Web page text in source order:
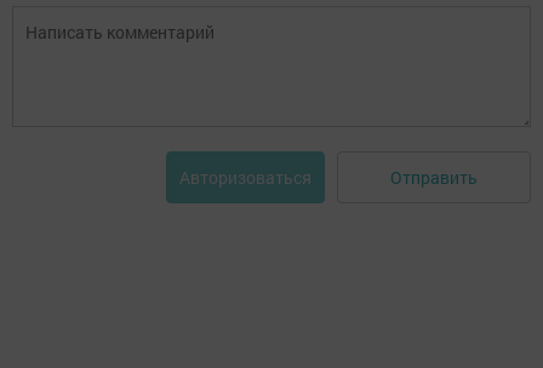
Авторизоваться Отправить